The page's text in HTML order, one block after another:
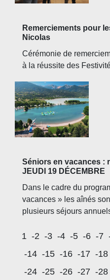
Remerciements pour
Nicolas
Cérémonie de
à la réussite des
Séniors en vacances :
JEUDI 19 DÉCEMBRE
Dans le cadre du
vacances » les aînés
plusieurs séjours
1 -2 -3 -4 -5 -6 -7
-14 -15 -16 -17 -18
-24 -25 -26 -27 -28